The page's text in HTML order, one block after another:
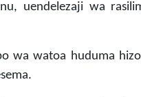
uendelezaji wa
wa watoa huduma